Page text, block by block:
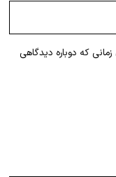
که دوباره دیدگاهی